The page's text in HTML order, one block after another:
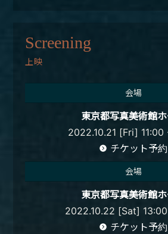
Screening
上映
会場
東京都写真美術館
2022.10.21 [Fri] 11:00
チケット予約
会場
東京都写真美術館
2022.10.22 [Sat]
チケット予約